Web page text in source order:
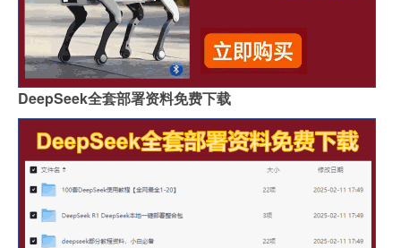
DeepSeek全套部署资料免费下载